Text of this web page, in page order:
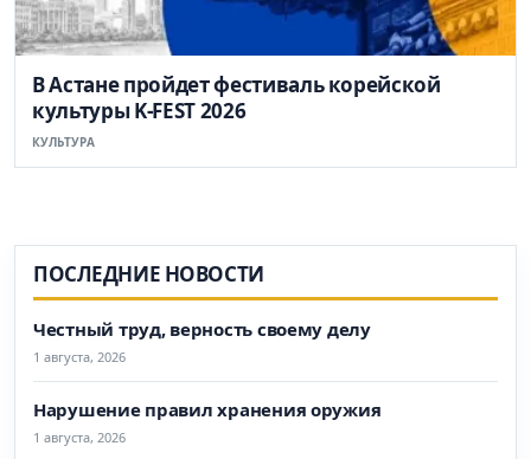
В Астане пройдет фестиваль корейской
культуры K-FEST 2026
КУЛЬТУРА
ПОСЛЕДНИЕ НОВОСТИ
Честный труд, верность своему делу
1 августа, 2026
Нарушение правил хранения оружия
1 августа, 2026